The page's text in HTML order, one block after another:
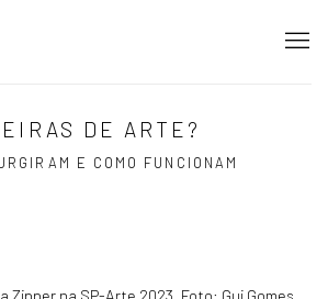
DE ARTE?
E COMO FUNCIONAM